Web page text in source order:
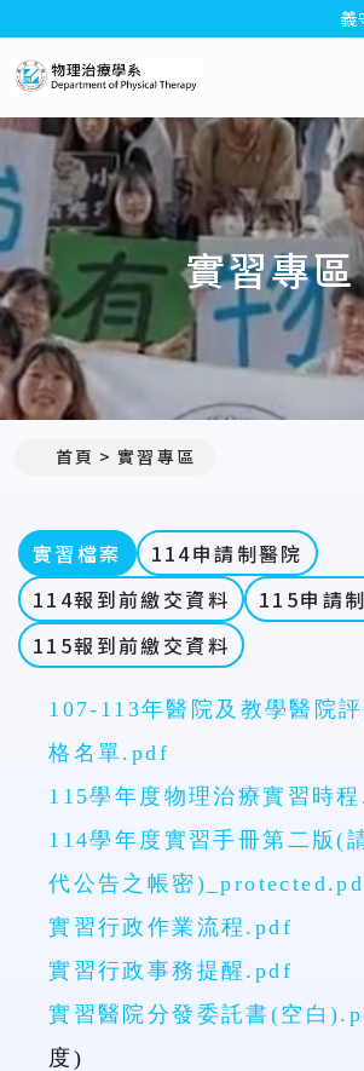
:::
義
實習專區
首頁 實習專區
實習檔案
114申請制醫院
114報到前繳交資料
115申請
115報到前繳交資料
107-113年醫院及教學醫院
格名單.pdf
115學年度物理治療實習時
114學年度實習手冊第二版(
代公告之帳密
實習行政作業流程.pdf
實習行政事務提醒.pdf
實習醫院分發委託書(空白
度)